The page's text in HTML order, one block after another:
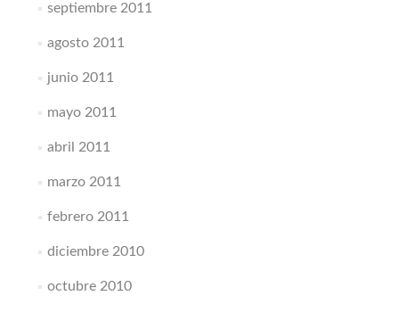
septiembre 2011
agosto 2011
junio 2011
mayo 2011
abril 2011
marzo 2011
febrero 2011
diciembre 2010
octubre 2010